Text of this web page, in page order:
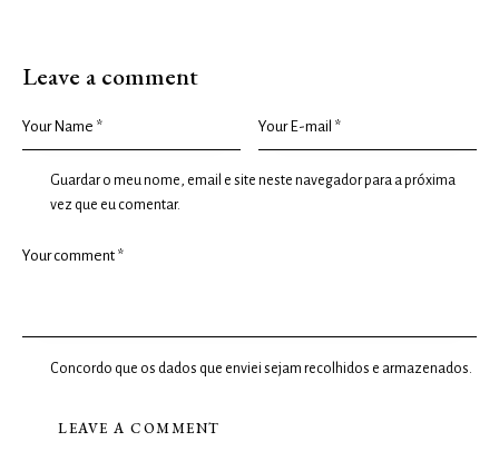
Leave a comment
Guardar o meu nome, email e site neste navegador para a próxima
vez que eu comentar.
Concordo que os dados que enviei sejam recolhidos e armazenados.